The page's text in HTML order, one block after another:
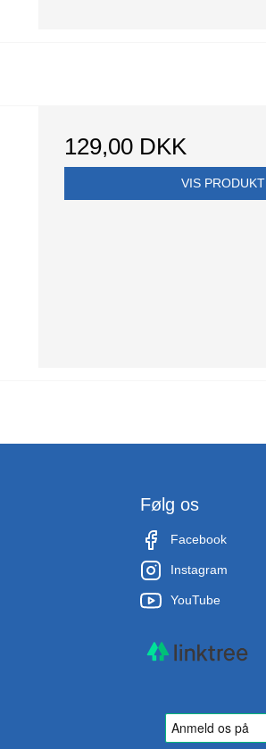
129,00 DKK
VIS PRODUKT
Følg os
Facebook
Instagram
YouTube